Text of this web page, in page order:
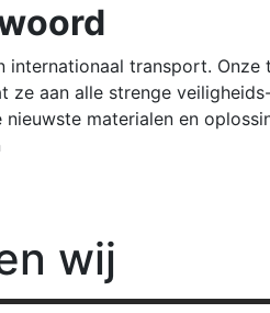
internationaal transport. Onze
aan alle strenge
materialen en
wij